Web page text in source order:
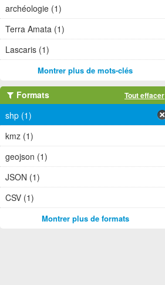
archéologie (1)
Terra Amata (1)
Lascaris (1)
Montrer plus de mots-clés
Formats Tout effacer
shp (1)
kmz (1)
geojson (1)
JSON (1)
CSV (1)
Montrer plus de formats